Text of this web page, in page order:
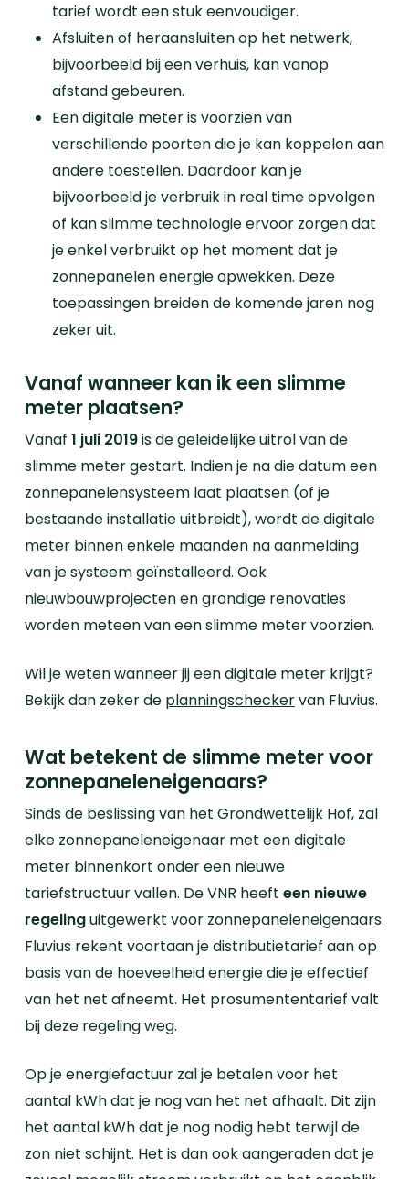
tarief wordt een stuk eenvoudiger.
Afsluiten of heraansluiten op het netwerk,
bijvoorbeeld bij een verhuis, kan vanop
afstand gebeuren.
Een digitale meter is voorzien van
verschillende poorten die je kan koppelen aan
andere toestellen. Daardoor kan je
bijvoorbeeld je verbruik in real time opvolgen
of kan slimme technologie ervoor zorgen dat
je enkel verbruikt op het moment dat je
zonnepanelen energie opwekken. Deze
toepassingen breiden de komende jaren nog
zeker uit.
Vanaf wanneer kan ik een slimme
meter plaatsen?
Vanaf 1 juli 2019is de geleidelijke uitrol van de
slimme meter gestart. Indien je na die datum een
zonnepanelensysteem laat plaatsen (of je
bestaande installatie uitbreidt), wordt de digitale
meter binnen enkele maanden na aanmelding
van je systeem geïnstalleerd. Ook
nieuwbouwprojecten en grondige renovaties
worden meteen van een slimme meter voorzien.
Wil je weten wanneer jij een digitale meter krijgt?
Bekijk dan zeker de planningscheckervan Fluvius.
Wat betekent de slimme meter voor
zonnepaneleneigenaars?
Sinds de beslissing van het Grondwettelijk Hof, zal
elke zonnepaneleneigenaar met een digitale
meter binnenkort onder een nieuwe
tariefstructuur vallen. De VNR heeft een nieuwe
regelinguitgewerkt voor zonnepaneleneigenaars.
Fluvius rekent voortaan je distributietarief aan op
basis van de hoeveelheid energie die je effectief
van het net afneemt. Het prosumententarief valt
bij deze regeling weg.
Op je energiefactuur zal je betalen voor het
aantal kWh dat je nog van het net afhaalt. Dit zijn
het aantal kWh dat je nog nodig hebt terwijl de
zon niet schijnt. Het is dan ook aangeraden dat je